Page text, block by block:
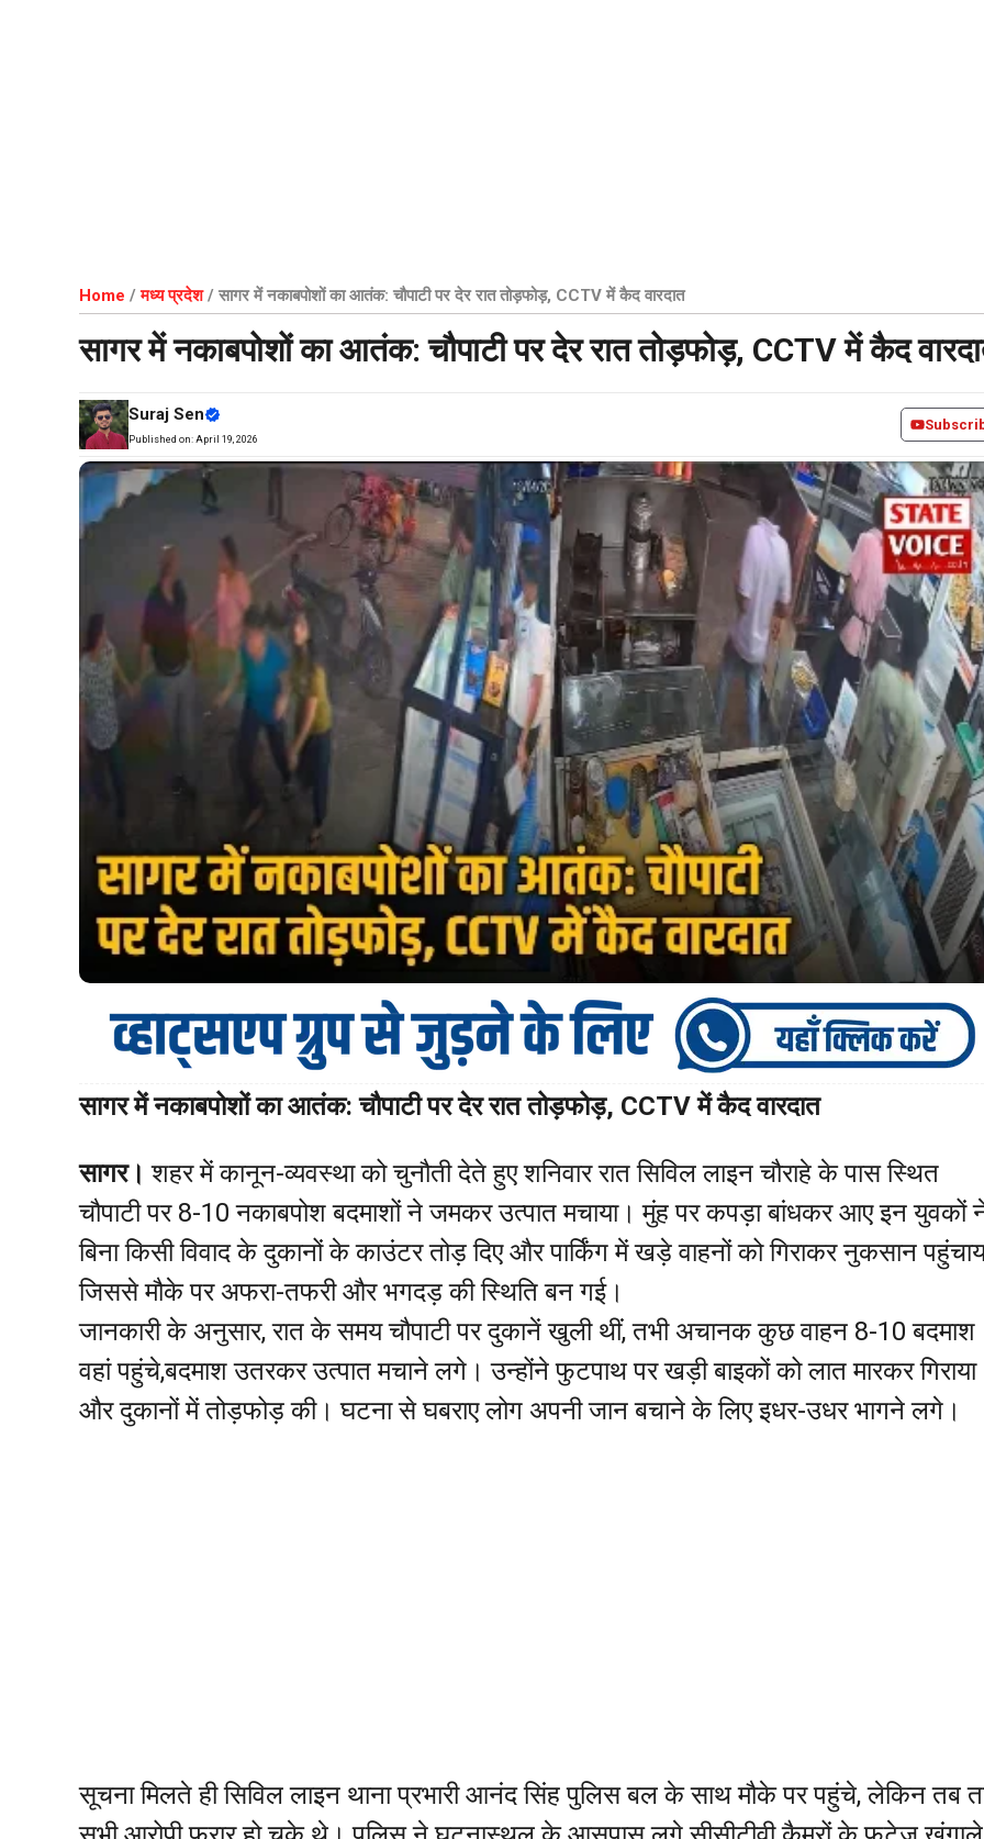
Home /मध्य प्रदेश/ सागर में नकाबपोशों का आतंक: चौपाटी पर देर रात तोड़फोड़, CCTV में कैद वारदात
सागर में नकाबपोशों का आतंक: चौपाटी पर देर रात तोड़फोड़, CCTV में कैद
Suraj Sen
Published on: April 19, 2026
सागर में नकाबपोशों का आतंक: चौपाटी पर देर रात तोड़फोड़, CCTV में कैद वारदात
सागर। शहर में कानून-व्यवस्था को चुनौती देते हुए शनिवार रात सिविल लाइन चौराहे के पास स्थित
चौपाटी पर 8-10 नकाबपोश बदमाशों ने जमकर उत्पात मचाया। मुंह पर कपड़ा बांधकर आए इन युवकों
बिना किसी विवाद के दुकानों के काउंटर तोड़ दिए और पार्किंग में खड़े वाहनों को गिराकर नुकसान
जिससे मौके पर अफरा-तफरी और भगदड़ की स्थिति बन गई।
जानकारी के अनुसार, रात के समय चौपाटी पर दुकानें खुली थीं, तभी अचानक कुछ वाहन 8-10 बदमाश
वहां पहुंचे,बदमाश उतरकर उत्पात मचाने लगे। उन्होंने फुटपाथ पर खड़ी बाइकों को लात मारकर गिराया
और दुकानों में तोड़फोड़ की। घटना से घबराए लोग अपनी जान बचाने के लिए इधर-उधर भागने लगे।
सूचना मिलते ही सिविल लाइन थाना प्रभारी आनंद सिंह पुलिस बल के साथ मौके पर पहुंचे, लेकिन तब